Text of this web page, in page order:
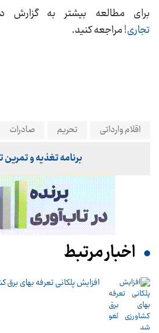
برای مطالعه بیشتر به گزارش د
تجاری!مراجعه کنید.
اقلام وارداتی تحریم صادرات
برنامه تغذیه و
اخبار مرتبط
افزایش پلکانی تعرفه بهای برق